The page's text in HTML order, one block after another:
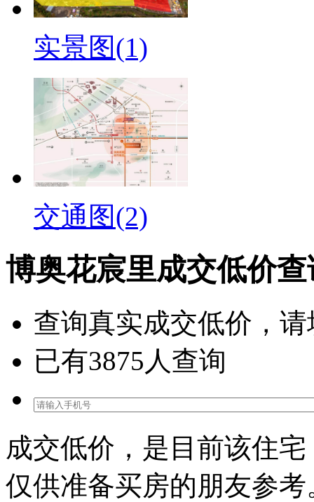
实景图(1)
交通图(2)
博奥花宸里成交低价查
查询真实成交低价 ，
已有3875 人查询
成交低价，是目前该住
仅供准备买房的朋友参